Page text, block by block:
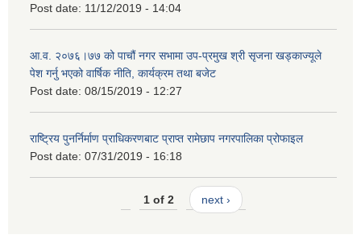
Post date: 11/12/2019 - 14:04
आ.व. २०७६।७७ को पाचौं नगर सभामा उप-प्रमुख श्री सृजना खड्काज्यूले
पेश गर्नु भएको वार्षिक नीति, कार्यक्रम तथा बजेट
Post date: 08/15/2019 - 12:27
राष्ट्रिय पुनर्निर्माण प्राधिकरणबाट प्राप्त रामेछाप नगरपालिका प्रोफाइल
Post date: 07/31/2019 - 16:18
1 of 2 next ›